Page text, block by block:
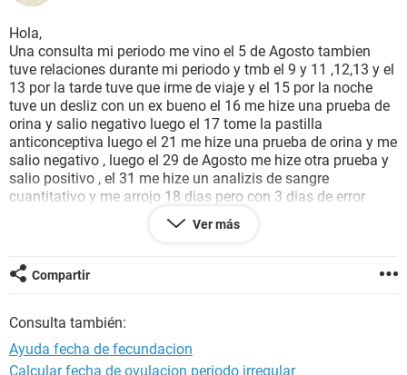
BIENESTAR
SEXUALIDAD
GLOSARIO
Hola,
Una consulta mi periodo me vino el 5 de Agosto tambien
tuve relaciones durante mi periodo y tmb el 9 y 11 ,12,13 y el
13 por la tarde tuve que irme de viaje y el 15 por la noche
tuve un desliz con un ex bueno el 16 me hize una prueba de
orina y salio negativo luego el 17 tome la pastilla
anticonceptiva luego el 21 me hize una prueba de orina y me
salio negativo , luego el 29 de Agosto me hize otra prueba y
salio positivo , el 31 me hize un analizis de sangre
cuantitativo y me arrojo 18 dias pero con 3 dias de error
327.7 Ul/m ahora consulte y me han dicho que tengo ya de
3 a 4 semanas porfavor quisiera saber si hay una fecha
favor quisiera que me ayuden quien es el padre de mi bebe
Ver más
Compartir
Consulta también:
Ayuda fecha de fecundacion
Calcular fecha de ovulacion periodo irregular